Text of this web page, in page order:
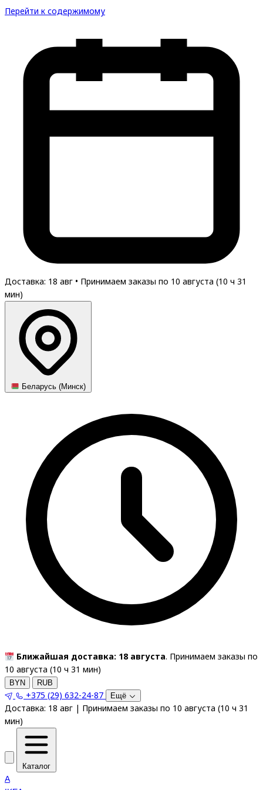
Перейти к содержимому
Доставка: 18 авг • Принимаем заказы по 10 августа (10 ч 31
мин)
Беларусь (Минск)
Ближайшая доставка: 18 августа. Принимаем заказы по
10 августа (10 ч 31 мин)
BYN RUB
+375 (29) 632-24-87 Ещё
Доставка: 18 авг | Принимаем заказы по 10 августа (10 ч 31
мин)
Каталог
A